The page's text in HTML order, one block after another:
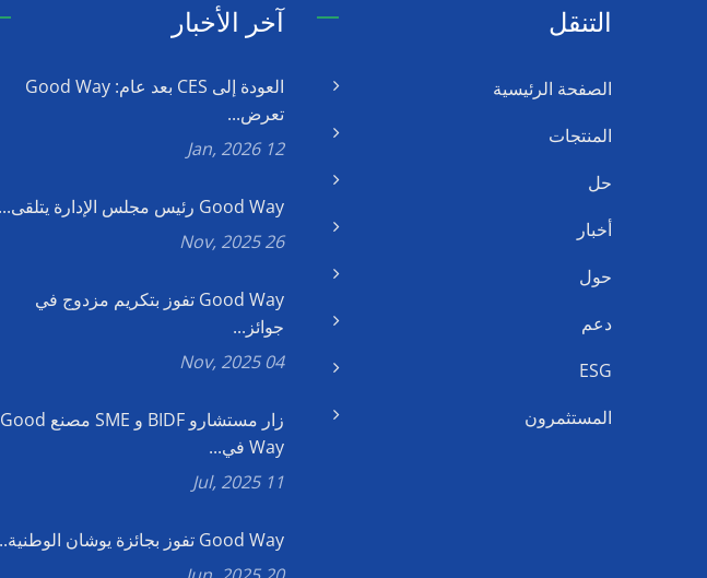
آخر الأخبار
العودة إلى CES بعد عام: Good Way
تعرض...
12 Jan, 2026
Good Way رئيس مجلس الإدارة يتلقى...
26 Nov, 2025
Good Way تفوز بتكريم مزدوج في
جوائز...
04 Nov, 2025
زار مستشارو BIDF و SME مصنع Good
Way في...
11 Jul, 2025
Good Way تفوز بجائزة يوشان الوطنية...
التنقل
الصفحة الرئيسية
المنتجات
حل
أخبار
حول
دعم
ESG
المستثمرون